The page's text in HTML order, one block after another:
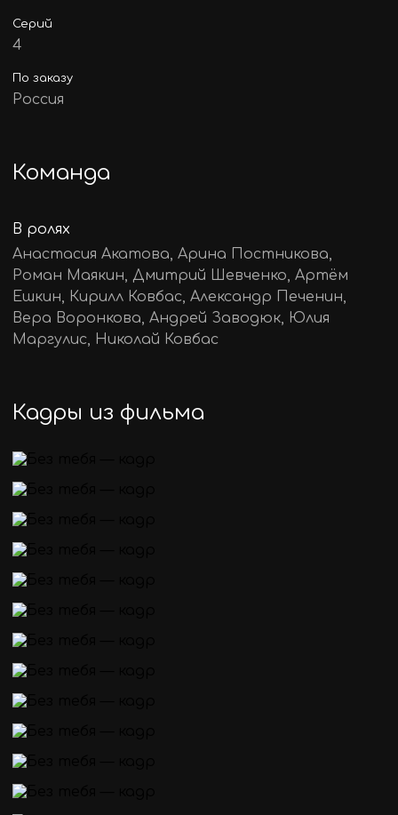
Серий
4
По заказу
Россия
Команда
В ролях
Анастасия Акатова, Арина Постникова,
Роман Маякин, Дмитрий Шевченко, Артём
Ешкин, Кирилл Ковбас, Александр Печенин,
Вера Воронкова, Андрей Заводюк, Юлия
Маргулис, Николай Ковбас
Кадры из фильма